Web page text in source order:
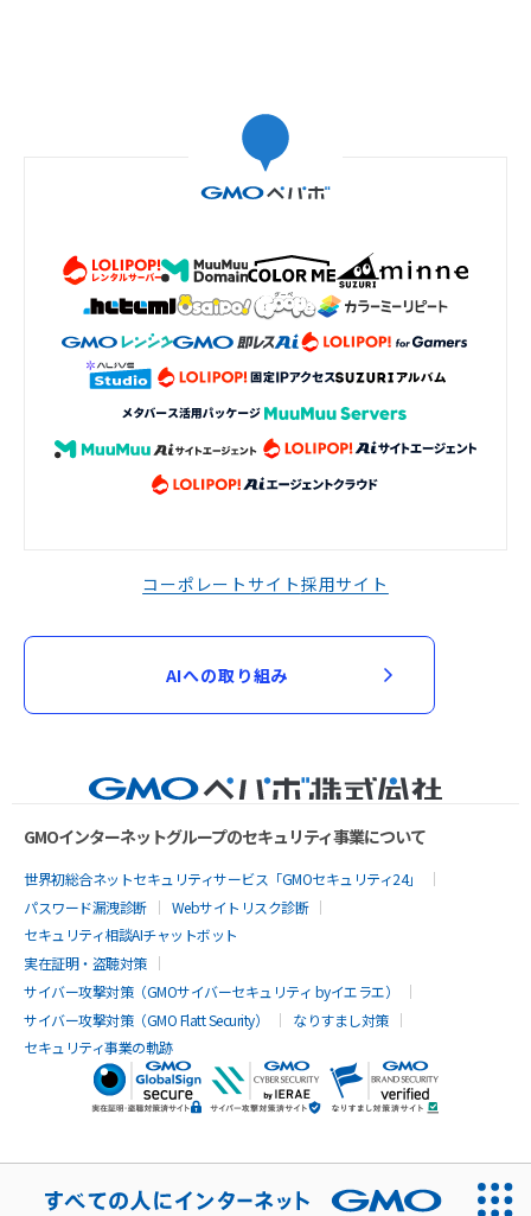
コーポレートサイト採用サイト
AIへの取り組み
GMOインターネットグループのセキュリティ事業について
世界初総合ネットセキュリティサービス「GMOセキュリティ24」
パスワード漏洩診断
Webサイトリスク診断
セキュリティ相談AIチャットボット
実在証明・盗聴対策
サイバー攻撃対策（GMOサイバーセキュリティ byイエラエ）
サイバー攻撃対策（GMO Flatt Security）
なりすまし対策
セキュリティ事業の軌跡